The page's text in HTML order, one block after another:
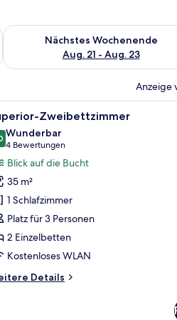
Aug. 14 - Aug. 16.
Nächstes Wochenende
Aug. 21 - Aug. 23
Überprüfe die Verfügbarkeit für
Anzeige
einem Schreibtisch, einem Stuhl
Ein
4 Zweibettzimmer
von 10
Wunderbar
4 Bewertungen
(4
Bewertungen)
Blick auf die Bucht
35 m²
1 Schlafzimmer
Platz für 3 Personen
2 Einzelbetten
Kostenloses WLAN
Details